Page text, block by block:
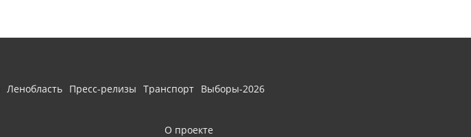
Ленобласть Пресс-релизы Транспорт Выборы-2026
О проекте